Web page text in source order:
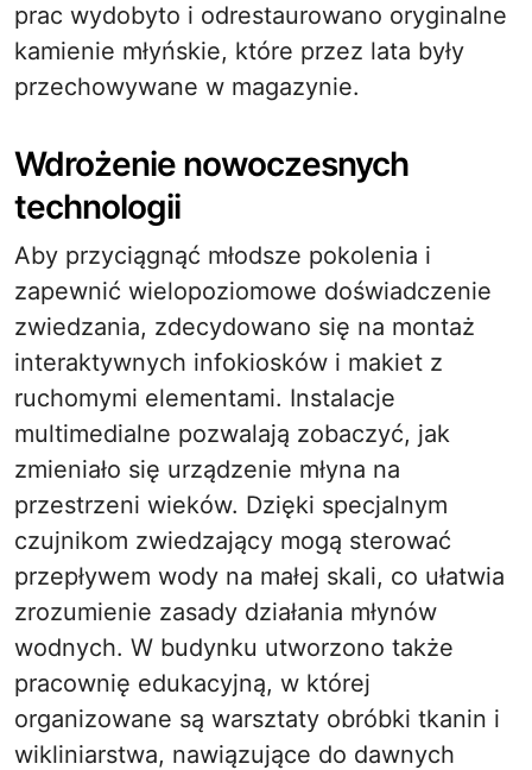
prac wydobyto i odrestaurowano oryginalne
kamienie młyńskie, które przez lata były
przechowywane w magazynie.
Wdrożenie nowoczesnych
technologii
Aby przyciągnąć młodsze pokolenia i
zapewnić wielopoziomowe doświadczenie
zwiedzania, zdecydowano się na montaż
interaktywnych infokiosków i makiet z
ruchomymi elementami. Instalacje
multimedialne pozwalają zobaczyć, jak
zmieniało się urządzenie młyna na
przestrzeni wieków. Dzięki specjalnym
czujnikom zwiedzający mogą sterować
przepływem wody na małej skali, co ułatwia
zrozumienie zasady działania młynów
wodnych. W budynku utworzono także
pracownię edukacyjną, w której
organizowane są warsztaty obróbki tkanin i
wikliniarstwa, nawiązujące do dawnych